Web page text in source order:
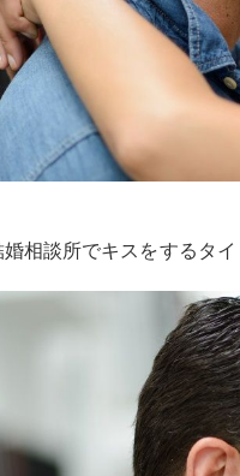
相談所でキスをするタ